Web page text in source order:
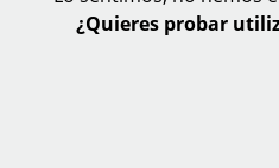
¿Quieres probar